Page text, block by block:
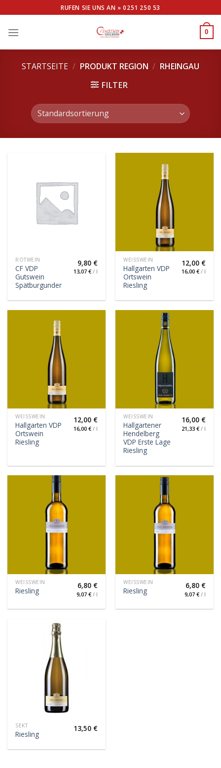
to
content
RUFEN SIE UNS AN »0251 250 53
0
STARTSEITE / PRODUKT REGION / RHEINGAU
FILTER
ROTWEIN
CF VDP
Gutswein
Spätburgunder
9,80 €
13,07 €/ l
WEISSWEIN
Hallgarten VDP
Ortswein
Riesling
12,00 €
16,00 €/ l
WEISSWEIN
Hallgarten VDP
Ortswein
Riesling
12,00 €
16,00 €/ l
WEISSWEIN
Hallgartener
Hendelberg
VDP Erste Lage
Riesling
16,00 €
21,33 €/ l
WEISSWEIN
Riesling
6,80 €
9,07 €/ l
WEISSWEIN
Riesling
6,80 €
9,07 €/ l
SEKT
Riesling
13,50 €